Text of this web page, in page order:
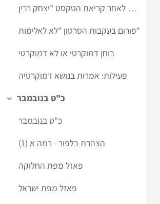
שאלות לאחר קריאת הטקסט "יצחק רבין"
פורום בעקבות הסרטון "לא לאלימות"
בוחן דמוקרטי או לא דמוקרטי
פעילות: אמרות בנושא דמוקרטיה
Collapse
כ"ט בנובמבר
כ"ט בנובמבר
הצהרת בלפור - רמה א (1)
פאזל מפת החלוקה
פאזל מפת ישראל